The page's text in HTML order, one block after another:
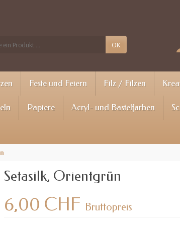
OK
Feste und Feiern Filz / Filzen
Papiere Acryl- und Bastelfarben
Setasilk, Orientgrün
6,00 CHF Bruttopreis